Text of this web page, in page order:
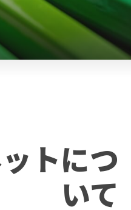
トにつ
いて